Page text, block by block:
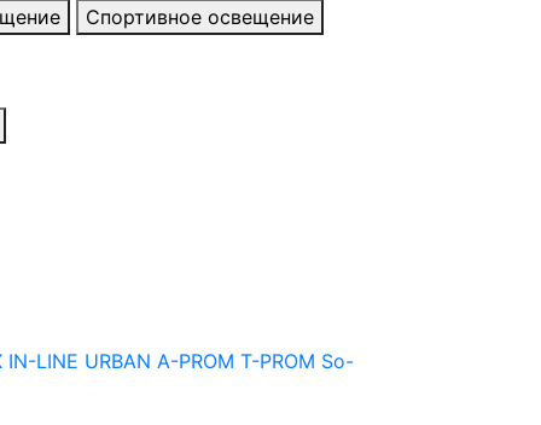
Спортивное освещение
IN-LINE URBAN A-PROM T-PROM So-